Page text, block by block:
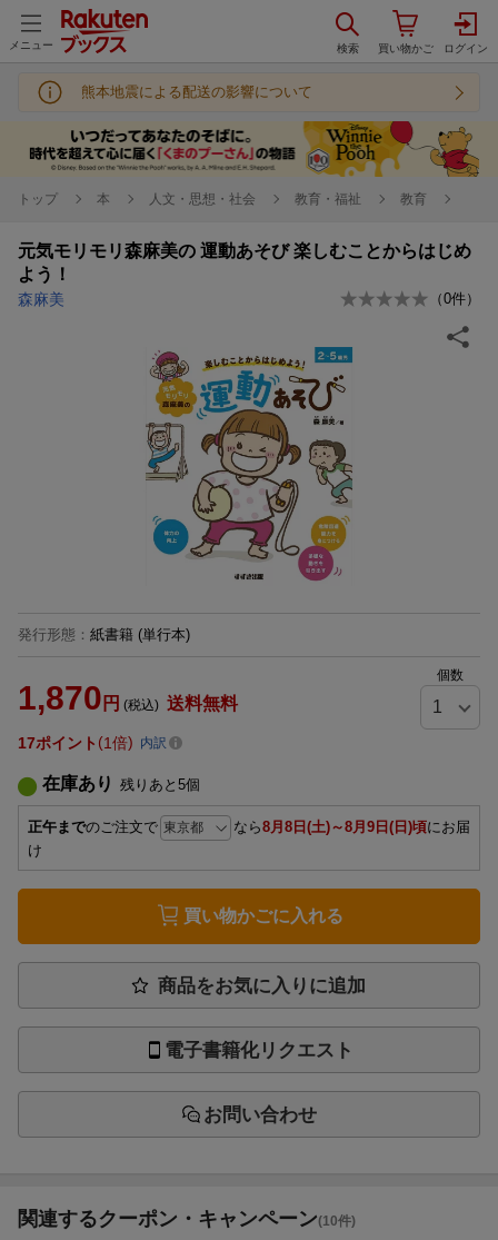
メニュー
熊本地震による配送の影響について
トップ 本 人文・思想・社会 教育・福祉 教育
元気モリモリ森麻美の 運動あそび 楽しむことからはじめ
よう！
森麻美 （0件）
発行形態 ： 紙書籍 (単行本)
1,870 円 (税込) 送料無料
個数
17ポイント 1倍 内訳
在庫あり 残りあと 5個
正午までのご注文で なら8月8日(土)～8月9日(日)頃にお届
け
買い物かごに入れる
商品をお気に入りに追加
電子書籍化リクエスト
お問い合わせ
関連するクーポン・キャンペーン(10件)